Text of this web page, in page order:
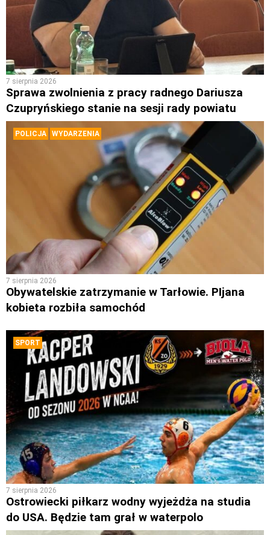
7 sierpnia 2026
Sprawa zwolnienia z pracy radnego Dariusza
Czupryńskiego stanie na sesji rady powiatu
POLICJA WYDARZENIA
7 sierpnia 2026
Obywatelskie zatrzymanie w Tarłowie. PIjana
kobieta rozbiła samochód
SPORT
7 sierpnia 2026
Ostrowiecki piłkarz wodny wyjeżdża na studia
do USA. Będzie tam grał w waterpolo